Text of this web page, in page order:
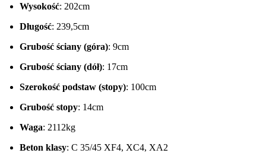
Wysokość: 202cm
Długość: 239,5cm
Grubość ściany (góra): 9cm
Grubość ściany (dół): 17cm
Szerokość podstaw (stopy): 100cm
Grubość stopy: 14cm
Waga: 2112kg
Beton klasy: C 35/45 XF4, XC4, XA2